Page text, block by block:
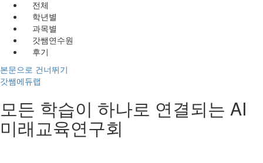
전체
학년별
과목별
갓쌤연수원
후기
본문으로 건너뛰기
갓쌤에듀랩
모든 학습이 하나로 연결되는 AI
미래교육연구회